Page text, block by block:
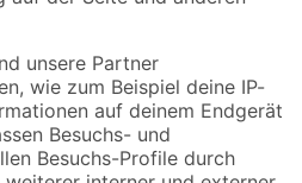
Versandarten